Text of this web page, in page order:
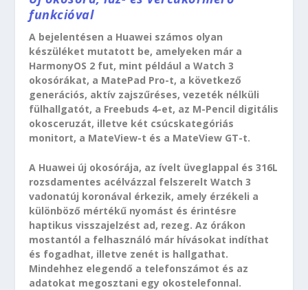
funkcióval
A bejelentésen a Huawei számos olyan
készüléket mutatott be, amelyeken már a
HarmonyOS 2 fut, mint például a Watch 3
okosórákat, a MatePad Pro-t, a következő
generációs, aktív zajszűréses, vezeték nélküli
fülhallgatót, a Freebuds 4-et, az M-Pencil digitális
okosceruzát, illetve két csúcskategóriás
monitort, a MateView-t és a MateView GT-t.
A Huawei új okosórája, az ívelt üveglappal és 316L
rozsdamentes acélvázzal felszerelt Watch 3
vadonatúj koronával érkezik, amely érzékeli a
különböző mértékű nyomást és érintésre
haptikus visszajelzést ad, rezeg. Az órákon
mostantól a felhasználó már hívásokat indíthat
és fogadhat, illetve zenét is hallgathat.
Mindehhez elegendő a telefonszámot és az
adatokat megosztani egy okostelefonnal.